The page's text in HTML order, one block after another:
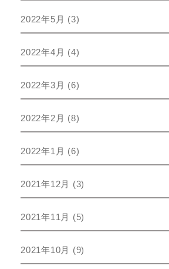
2022年5月 (3)
2022年4月 (4)
2022年3月 (6)
2022年2月 (8)
2022年1月 (6)
2021年12月 (3)
2021年11月 (5)
2021年10月 (9)